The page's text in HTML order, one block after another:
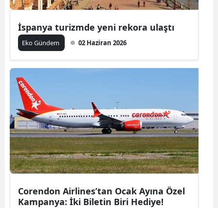
İspanya turizmde yeni rekora ulaştı
Eko Gündem 02 Haziran 2026
Corendon Airlines’tan Ocak Ayına Özel
Kampanya: İki Biletin Biri Hediye!